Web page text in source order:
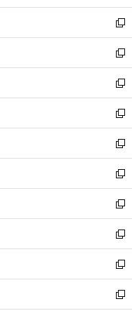
開
く
ウ
で
開
く
ン
ド
ウ
で
開
く
ウ
ィ
ン
ド
ウ
で
開
く
新
し
い
ウ
ィ
ン
ド
ウ
で
開
く
新
し
い
ウ
ィ
ン
ド
ウ
で
開
く
新
し
い
ウ
ィ
ン
ド
ウ
で
開
く
新
し
い
ウ
ィ
ン
ド
ウ
で
開
く
新
し
い
ウ
ィ
ン
ド
ウ
で
開
く
新
し
い
ウ
ィ
ン
ド
ウ
で
開
新
し
い
ウ
ィ
ン
ド
ウ
新
し
い
ウ
ィ
ン
新
し
い
ウ
新
し